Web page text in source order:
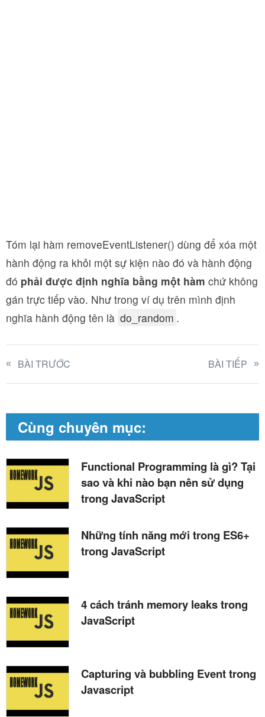
Tóm lại hàm removeEventListener() dùng để xóa một
hành động ra khỏi một sự kiện nào đó và hành động
đó phải được định nghĩa bằng một hàm chứ không
gán trực tiếp vào. Như trong ví dụ trên mình định
nghĩa hành động tên là do_random .
BÀI TRƯỚC BÀI TIẾP
Cùng chuyên mục:
Functional Programming là gì? Tại
sao và khi nào bạn nên sử dụng
trong JavaScript
Những tính năng mới trong ES6+
trong JavaScript
4 cách tránh memory leaks trong
JavaScript
Capturing và bubbling Event trong
Javascript